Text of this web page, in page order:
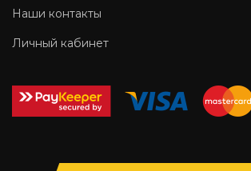
Наши контакты
Личный кабинет